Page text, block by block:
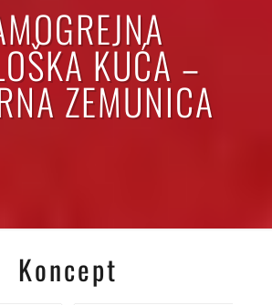
KUĆA –
ZEMUNICA
Koncept